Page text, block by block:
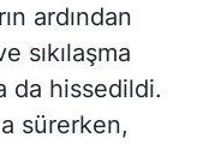
ardından
sıkılaşma
da hissedildi.
sürerken,